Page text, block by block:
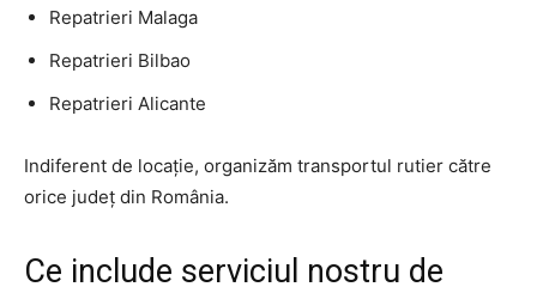
Repatrieri Malaga
Repatrieri Bilbao
Repatrieri Alicante
Indiferent de locație, organizăm transportul rutier către
orice județ din România.
Ce include serviciul nostru de